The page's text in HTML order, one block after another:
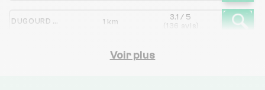
DUGOURD ET GAME 1 km
3.1 / 5
(136 avis)
Voir plus